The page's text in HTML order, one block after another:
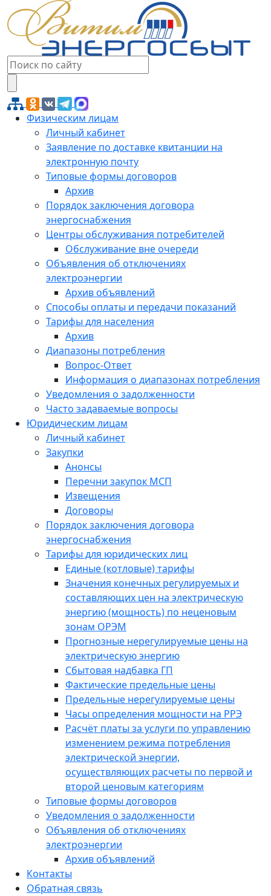
Физическим лицам
Личный кабинет
Заявление по доставке квитанции на
электронную почту
Типовые формы договоров
Архив
Порядок заключения договора
энергоснабжения
Центры обслуживания потребителей
Обслуживание вне очереди
Объявления об отключениях
электроэнергии
Архив объявлений
Способы оплаты и передачи показаний
Тарифы для населения
Архив
Диапазоны потребления
Вопрос-Ответ
Информация о диапазонах потребления
Уведомления о задолженности
Часто задаваемые вопросы
Юридическим лицам
Личный кабинет
Закупки
Анонсы
Перечни закупок МСП
Извещения
Договоры
Порядок заключения договора
энергоснабжения
Тарифы для юридических лиц
Единые (котловые) тарифы
Значения конечных регулируемых и
составляющих цен на электрическую
энергию (мощность) по неценовым
зонам ОРЭМ
Прогнозные нерегулируемые цены на
электрическую энергию
Сбытовая надбавка ГП
Фактические предельные цены
Предельные нерегулируемые цены
Часы определения мощности на РРЭ
Расчёт платы за услуги по управлению
изменением режима потребления
электрической энергии,
осуществляющих расчеты по первой и
второй ценовым категориям
Типовые формы договоров
Уведомления о задолженности
Объявления об отключениях
электроэнергии
Архив объявлений
Контакты
Обратная связь